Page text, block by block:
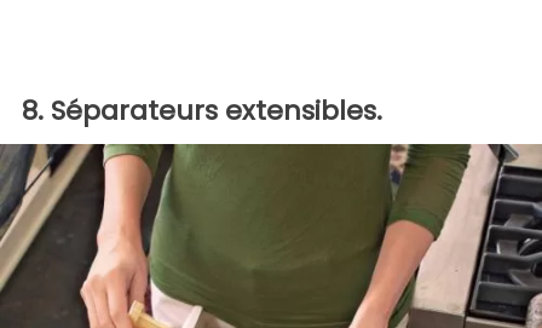
8. Séparateurs extensibles.